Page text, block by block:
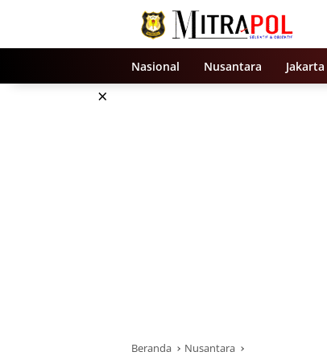
Nasional Nusantara Jakarta
×
Beranda Nusantara